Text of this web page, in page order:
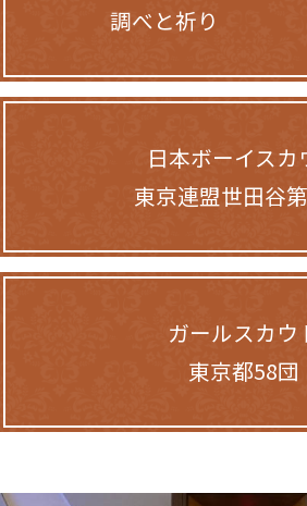
調べと祈り
日本ボーイスカ
東京連盟世田谷
ガールスカウ
東京都58団